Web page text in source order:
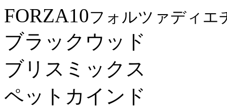
FORZA10フォルツァディエ
ブラックウッド
ブリスミックス
ペットカインド